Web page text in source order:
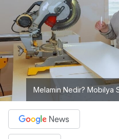
Melamin Nedir? Mobilya